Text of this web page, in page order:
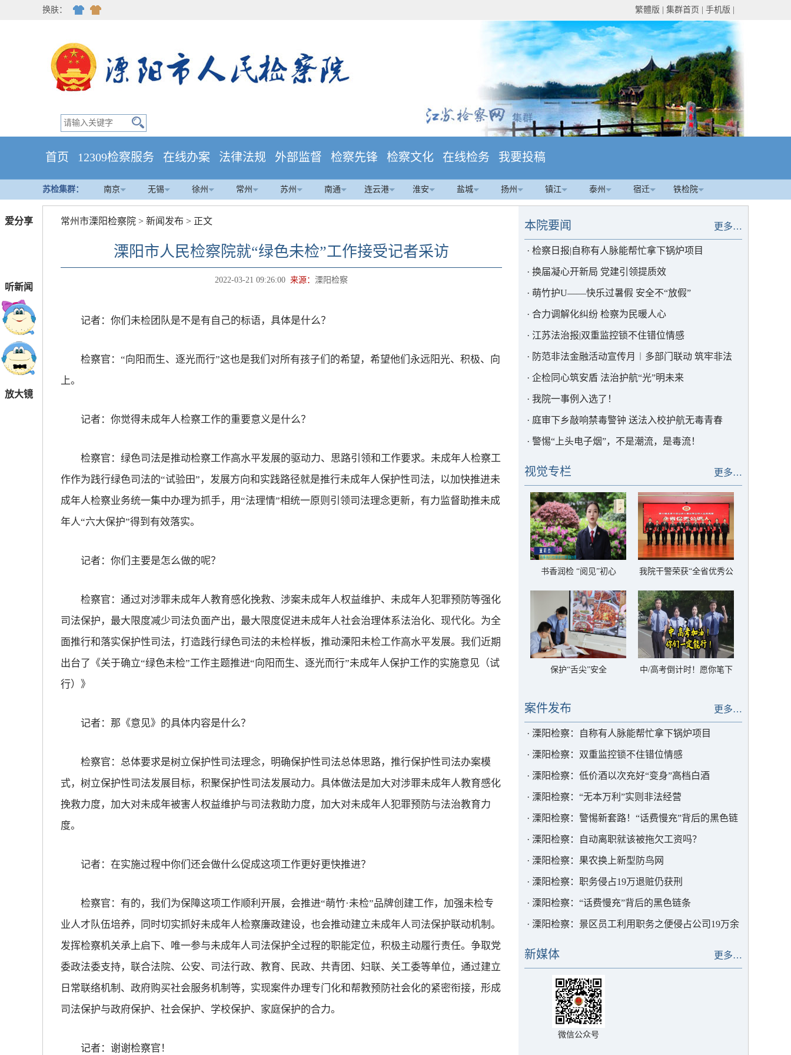
爱分享
听新闻
放大镜
换肤： 繁體版 集群首页 手机版
首页 12309检察服务 在线办案 法律法规 外部监督 检察先锋 检察文化 在线检务 我要投稿
苏检集群： 南京 无锡 徐州 常州 苏州 南通 连云港 淮安 盐城 扬州 镇江 泰州 宿迁 铁检院
常州市溧阳检察院 > 新闻发布 > 正文
溧阳市人民检察院就“绿色未检”工作接受记者采访
2022-03-21 09:26:00 来源： 溧阳检察
记者：你们未检团队是不是有自己的标语，具体是什么？
检察官：“向阳而生、逐光而行”这也是我们对所有孩子们的希望，希望他们永远阳光、积极、向
上。
记者：你觉得未成年人检察工作的重要意义是什么？
检察官：绿色司法是推动检察工作高水平发展的驱动力、思路引领和工作要求。未成年人检察工
作作为践行绿色司法的“试验田”，发展方向和实践路径就是推行未成年人保护性司法，以加快推进未
成年人检察业务统一集中办理为抓手，用“法理情”相统一原则引领司法理念更新，有力监督助推未成
年人“六大保护”得到有效落实。
记者：你们主要是怎么做的呢？
检察官：通过对涉罪未成年人教育感化挽救、涉案未成年人权益维护、未成年人犯罪预防等强化
司法保护，最大限度减少司法负面产出，最大限度促进未成年人社会治理体系法治化、现代化。为全
面推行和落实保护性司法，打造践行绿色司法的未检样板，推动溧阳未检工作高水平发展。我们近期
出台了《关于确立“绿色未检”工作主题推进“向阳而生、逐光而行”未成年人保护工作的实施意见（试
行）》
记者：那《意见》的具体内容是什么？
检察官：总体要求是树立保护性司法理念，明确保护性司法总体思路，推行保护性司法办案模
式，树立保护性司法发展目标，积聚保护性司法发展动力。具体做法是加大对涉罪未成年人教育感化
挽救力度，加大对未成年被害人权益维护与司法救助力度，加大对未成年人犯罪预防与法治教育力
度。
记者：在实施过程中你们还会做什么促成这项工作更好更快推进？
检察官：有的，我们为保障这项工作顺利开展，会推进“萌竹·未检”品牌创建工作，加强未检专
业人才队伍培养，同时切实抓好未成年人检察廉政建设，也会推动建立未成年人司法保护联动机制。
发挥检察机关承上启下、唯一参与未成年人司法保护全过程的职能定位，积极主动履行责任。争取党
委政法委支持，联合法院、公安、司法行政、教育、民政、共青团、妇联、关工委等单位，通过建立
日常联络机制、政府购买社会服务机制等，实现案件办理专门化和帮教预防社会化的紧密衔接，形成
司法保护与政府保护、社会保护、学校保护、家庭保护的合力。
记者：谢谢检察官！
更多…
本院要闻
· 检察日报|自称有人脉能帮忙拿下锅炉项目
· 换届凝心开新局 党建引领提质效
· 萌竹护U——快乐过暑假 安全不“放假”
· 合力调解化纠纷 检察为民暖人心
· 江苏法治报|双重监控锁不住错位情感
· 防范非法金融活动宣传月︱多部门联动 筑牢非法
集资“防护墙”
· 企检同心筑安盾 法治护航“光”明未来
· 我院一事例入选了！
· 庭审下乡敲响禁毒警钟 送法入校护航无毒青春
· 警惕“上头电子烟”，不是潮流，是毒流！
更多…
视觉专栏
书香润检 “阅见”初心
我院干警荣获“全省优秀公
保护“舌尖”安全
中/高考倒计时！愿你笔下
更多…
案件发布
· 溧阳检察：自称有人脉能帮忙拿下锅炉项目
· 溧阳检察：双重监控锁不住错位情感
· 溧阳检察：低价酒以次充好“变身”高档白酒
· 溧阳检察：“无本万利”实则非法经营
· 溧阳检察：警惕新套路！“话费慢充”背后的黑色链
条
· 溧阳检察：自动离职就该被拖欠工资吗？
· 溧阳检察：果农换上新型防鸟网
· 溧阳检察：职务侵占19万退赃仍获刑
· 溧阳检察：“话费慢充”背后的黑色链条
· 溧阳检察：景区员工利用职务之便侵占公司19万余
更多…
新媒体
微信公众号